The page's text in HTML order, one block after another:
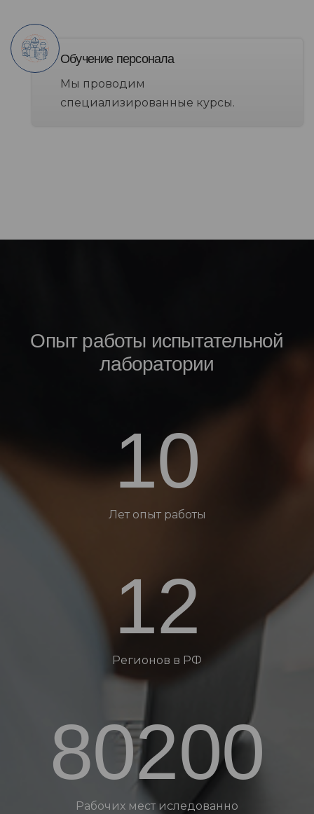
Обучение персонала
Мы проводим
специализированные курсы.
Опыт работы испытательной
лаборатории
10
Лет опыт работы
12
Регионов в РФ
80200
Рабочих мест иследованно